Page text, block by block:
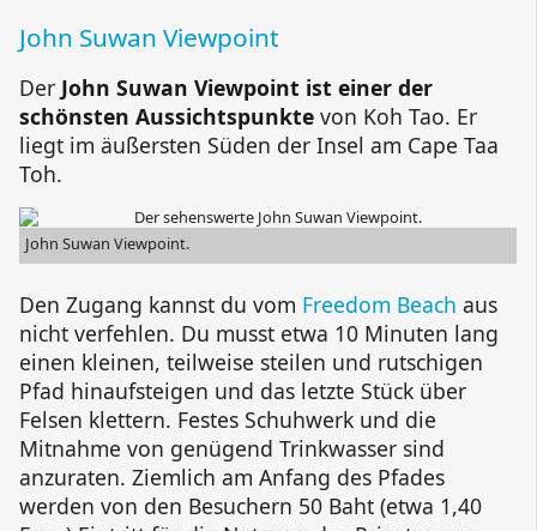
John Suwan Viewpoint
Der John Suwan Viewpoint ist einer der
schönsten Aussichtspunkte von Koh Tao. Er
liegt im äußersten Süden der Insel am Cape Taa
Toh.
John Suwan Viewpoint.
Den Zugang kannst du vom Freedom Beach aus
nicht verfehlen. Du musst etwa 10 Minuten lang
einen kleinen, teilweise steilen und rutschigen
Pfad hinaufsteigen und das letzte Stück über
Felsen klettern. Festes Schuhwerk und die
Mitnahme von genügend Trinkwasser sind
anzuraten. Ziemlich am Anfang des Pfades
werden von den Besuchern 50 Baht (etwa 1,40